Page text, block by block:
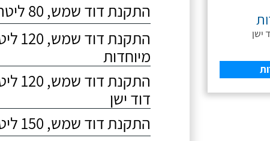
ישן
התקנת דוד שמש, 80 ליטר, על גג שטוח, ללא דרישות מיוחדות
מיוחדות
דוד ישן
התקנת דוד שמש, 150 ליטר, על גג שטוח, כולל התקנת מעמד